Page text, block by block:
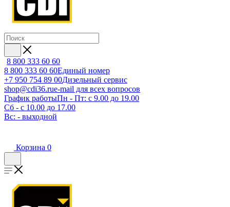
8 800 333 60 60
8 800 333 60 60Единый номер
+7 950 754 89 00Дизельный сервис
shop@cdi36.rue-mail для всех вопросов
График работыПн - Пт: с 9.00 до 19.00
Сб - с 10.00 до 17.00
Вс: - выходной
Корзина 0